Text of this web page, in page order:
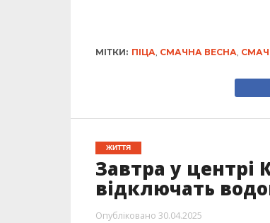
МІТКИ: ПІЦА, СМАЧНА ВЕСНА,
ЖИТТЯ
Завтра у
відключать
Опубліковано 30.04.2025